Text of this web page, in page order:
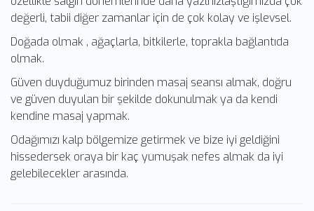
değerli, tabii diğer zamanlar için de çok kolay ve işlevsel.
Doğada olmak , ağaçlarla, bitkilerle, toprakla bağlantıda
olmak.
Güven duyduğumuz birinden masaj seansı almak, doğru
ve güven duyulan bir şekilde dokunulmak ya da kendi
kendine masaj yapmak.
Odağımızı kalp bölgemize getirmek ve bize iyi geldiğini
hissedersek oraya bir kaç yumuşak nefes almak da iyi
gelebilecekler arasında.